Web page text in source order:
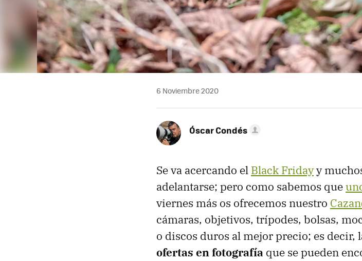
6 Noviembre 2020
Óscar Condés
Se va acercando el Black Fridayy
adelantarse; pero como sabemos que
viernes más os ofrecemos nuestro
cámaras, objetivos, trípodes, bolsas,
o discos duros al mejor precio; es decir,
ofertas en fotografía que se pueden